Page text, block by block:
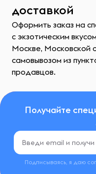
доставкой
Оформить заказ на
с экзотическим
Москве, Московской
самовывозом из
продавцов.
Получайте
Подписываясь, я даю